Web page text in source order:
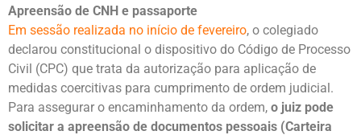
Apreensão de CNH e passaporte
Em sessão realizada no início de fevereiro, o colegiado
declarou constitucional o dispositivo do Código de Processo
Civil (CPC) que trata da autorização para aplicação de
medidas coercitivas para cumprimento de ordem judicial.
Para assegurar o encaminhamento da ordem, o juiz pode
solicitar a apreensão de documentos pessoais (Carteira